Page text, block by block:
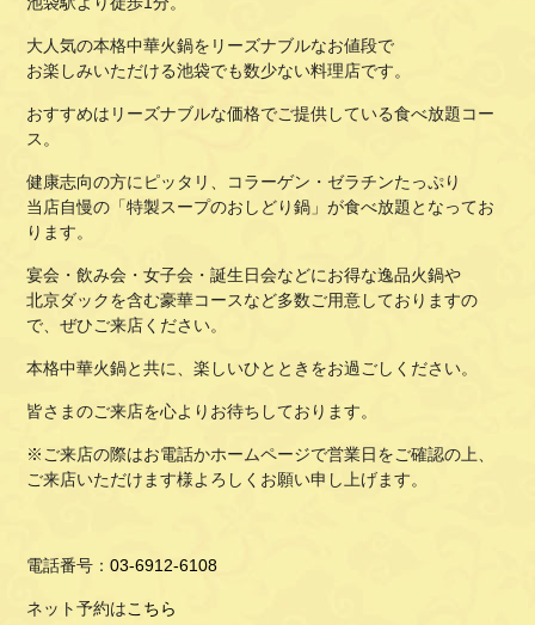
大人気の本格中華火鍋をリーズナブルなお値段で
お楽しみいただける池袋でも数少ない料理店です。
おすすめはリーズナブルな価格でご提供している食べ放題コー
ス。
健康志向の方にピッタリ、コラーゲン・ゼラチンたっぷり
当店自慢の「特製スープのおしどり鍋」が食べ放題となってお
ります。
宴会・飲み会・女子会・誕生日会などにお得な逸品火鍋や
北京ダックを含む豪華コースなど多数ご用意しておりますの
で、ぜひご来店ください。
本格中華火鍋と共に、楽しいひとときをお過ごしください。
皆さまのご来店を心よりお待ちしております。
※ご来店の際はお電話かホームページで営業日をご確認の上、
ご来店いただけます様よろしくお願い申し上げます。
電話番号：03-6912-6108
ネット予約はこちら